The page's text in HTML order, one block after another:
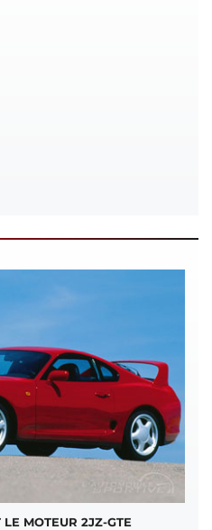
MOTEUR 2JZ-GTE